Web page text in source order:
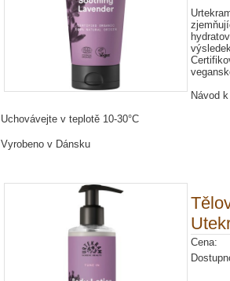
Návod
Uchovávejte v teplotě 10-30°C
Vyrobeno v Dánsku